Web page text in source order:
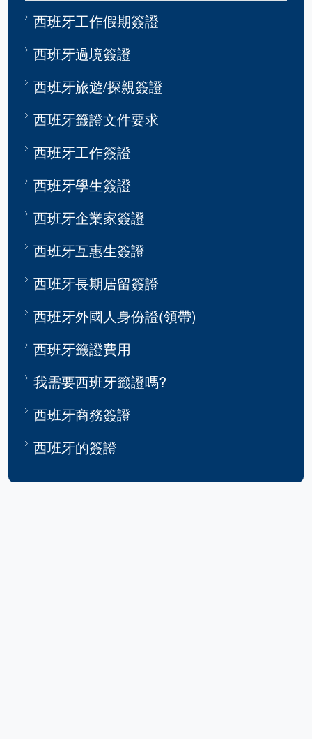
西班牙工作假期簽證
西班牙過境簽證
西班牙旅遊/探親簽證
西班牙籤證文件要求
西班牙工作簽證
西班牙學生簽證
西班牙企業家簽證
西班牙互惠生簽證
西班牙長期居留簽證
西班牙外國人身份證(領帶)
西班牙籤證費用
我需要西班牙籤證嗎?
西班牙商務簽證
西班牙的簽證